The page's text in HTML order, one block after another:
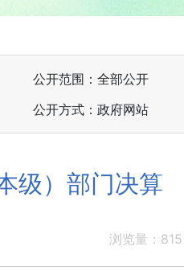
公开范围：全部公开
公开方式：政府网站
级）部门决算
浏览量： 815